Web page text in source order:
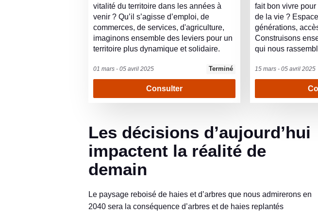
vitalité du territoire dans les années à
venir ? Qu’il s’agisse d’emploi, de
commerces, de services, d'agriculture,
imaginons ensemble des leviers pour un
territoire plus dynamique et solidaire.
01 mars - 05 avril 2025 Terminé
Consulter
fait bon vivre
de la vie ?
générations,
Construisons
qui nous
15 mars - 05 avril 2025
Les décisions d’aujourd’hui
impactent la réalité de
demain
Le paysage reboisé de haies et d’arbres que nous admirerons en
2040 sera la conséquence d’arbres et de haies replantés